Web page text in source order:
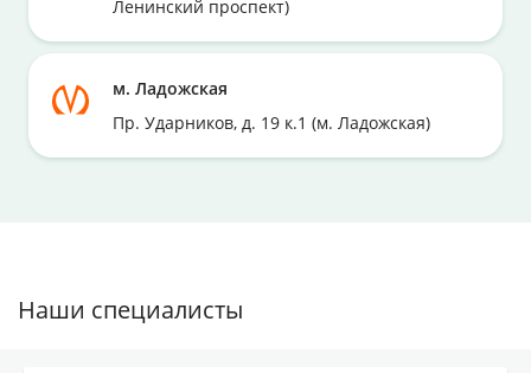
Ленинский проспект)
м. Ладожская
Пр. Ударников, д. 19 к.1 (м. Ладожская)
Наши специалисты